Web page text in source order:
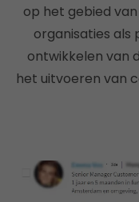
op het gebied
organisaties als
ontwikkelen van
het uitvoeren van